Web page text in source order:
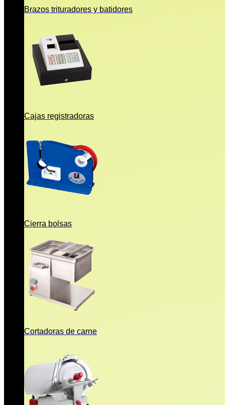
Brazos trituradores y batidores
Cajas registradoras
Cierra bolsas
Cortadoras de carne